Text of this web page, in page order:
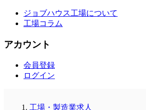
ジョブハウス工場について
工場コラム
アカウント
会員登録
ログイン
工場・製造業求人